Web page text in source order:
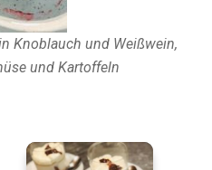
Knoblauch und Weißwein,
und Kartoffeln